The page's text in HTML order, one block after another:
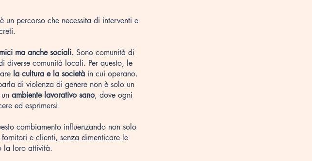
percorso che necessita di interventi e
ma anche sociali. Sono comunità di
comunità locali. Per questo, le
la cultura e la società in cui operano.
di violenza di genere non è solo un
ambiente lavorativo sano, dove ogni
ed esprimersi.
cambiamento influenzando non solo
e clienti, senza dimenticare le
la loro attività.